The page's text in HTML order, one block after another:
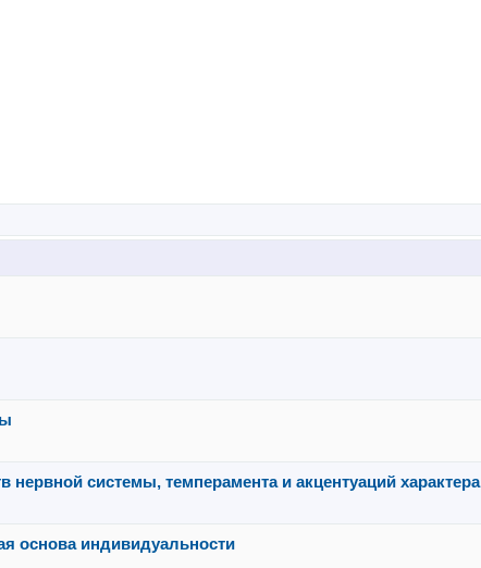
системы, темперамента и акцентуаций характера
основа индивидуальности